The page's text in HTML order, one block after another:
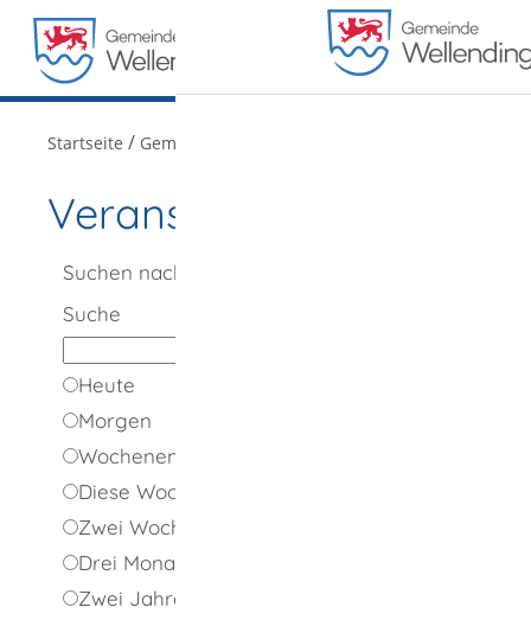
MENÜ
Startseite / Gemeindeportrait
Veranstaltungen
Suchen nach
Suche
Heute
Morgen
Wochenende
Diese Woche
Zwei Wochen
Drei Monate
Zwei Jahre